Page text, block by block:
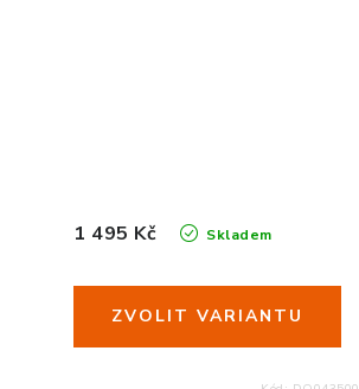
Skladem
1 495 Kč